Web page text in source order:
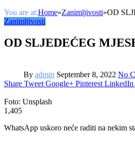
You are at:Home»Zanimljivosti»OD
Zanimljivosti
OD SLJEDEĆEG
By admin September 8, 2022 No
Share Tweet Google+ Pinterest LinkedIn
Foto: Unsplash
1,405
WhatsApp uskoro neće raditi na nekim